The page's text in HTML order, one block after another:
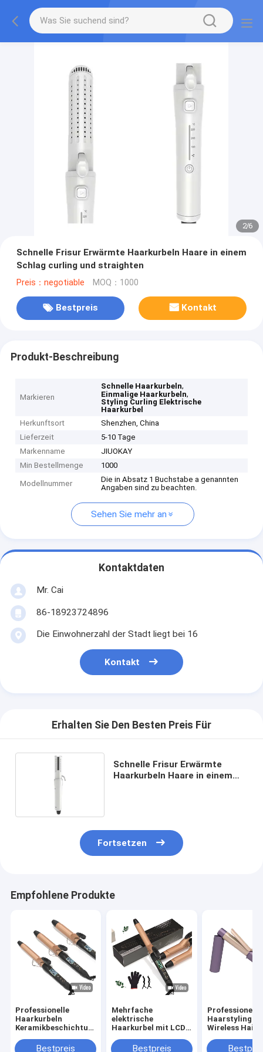
2/6
Schnelle Frisur Erwärmte Haarkurbeln Haare in einem
Schlag curling und straighten
Preis：negotiable MOQ：1000
Bestpreis Kontakt
Produkt-Beschreibung
Markieren
Schnelle Haarkurbeln,
Einmalige Haarkurbeln,
Styling Curling Elektrische
Haarkurbel
Herkunftsort
Shenzhen, China
Lieferzeit
5-10 Tage
Markenname
JIUOKAY
Min Bestellmenge
1000
Modellnummer
Die in Absatz 1 Buchstabe a genannten
Angaben sind zu beachten.
Sehen Sie mehr an
Kontaktdaten
Mr. Cai
86-18923724896
Die Einwohnerzahl der Stadt liegt bei 16
Kontakt
Erhalten Sie Den Besten Preis Für
Schnelle Frisur Erwärmte
Haarkurbeln Haare in einem
Fortsetzen
Empfohlene Produkte
Professionelle
Haarkurbeln
Keramikbeschichtung
Heizung Portable
Bestpreis
Mehrfache
elektrische
Haarkurbel mit LCD-
drehbarem Kabel DC-
Bestpreis
Haarstyling-
Wireless Hair